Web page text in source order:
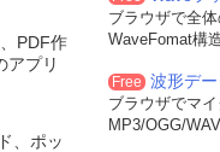
PDF作
アプリ
、ポッ
ブラウザで全
WaveFomat構
Free 波形デ
ブラウザでマ
MP3/OGG/